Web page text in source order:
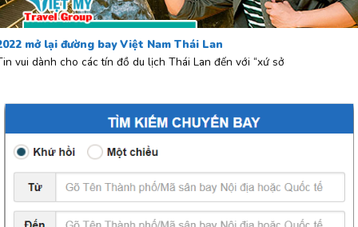
mở lại đường bay Việt Nam Thái Lan
vui dành cho các tín đồ du lịch Thái Lan đến với “xứ sở